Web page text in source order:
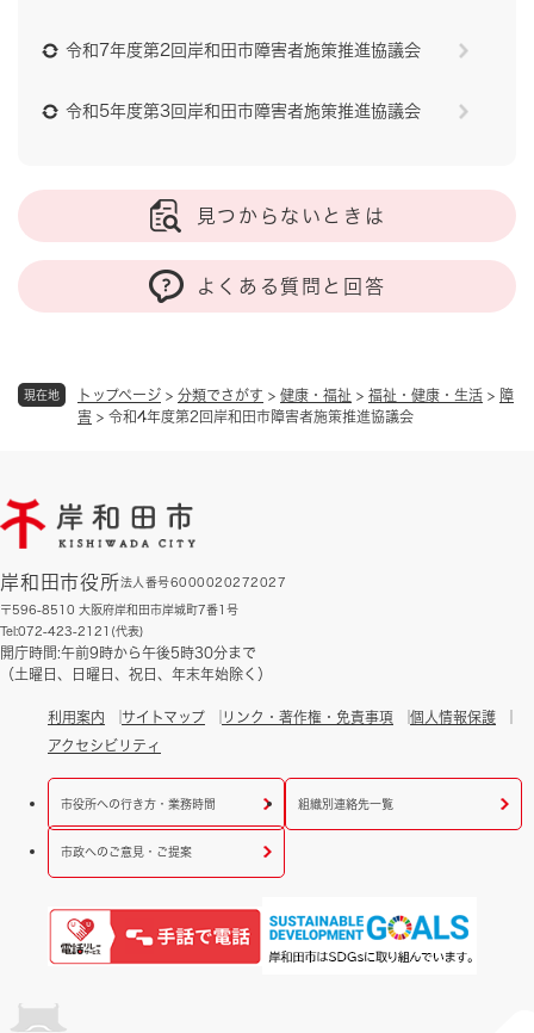
現在地 トップページ > 分類でさがす > 健康・福祉 > 福祉・健康・生活 > 障
害 > 令和4年度第2回岸和田市障害者施策推進協議会
令和7年度第2回岸和田市障害者施策推進協議会
令和5年度第3回岸和田市障害者施策推進協議会
見つからないときは
よくある質問と回答
岸和田市役所法人番号6000020272027
〒596-8510 大阪府岸和田市岸城町7番1号
Tel:072-423-2121(代表)
開庁時間:午前9時から午後5時30分まで
（土曜日、日曜日、祝日、年末年始除く）
利用案内 サイトマップ リンク・著作権・免責事項
個人情報保護
アクセシビリティ
市役所への行き方・業務時間 組織別連絡先一覧
市政へのご意見・ご提案